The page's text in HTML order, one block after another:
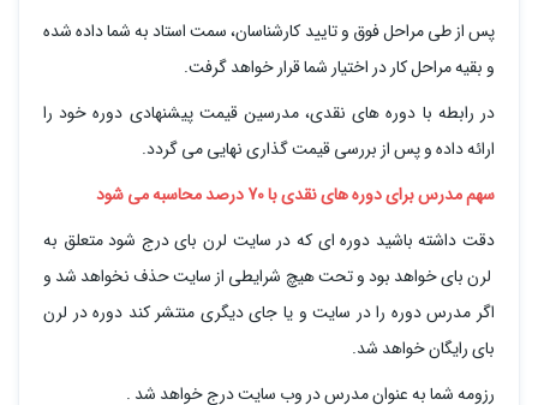
پس از طی مراحل فوق و تایید کارشناسان، سمت استاد به شما داده شده
و بقیه مراحل کار در اختیار شما قرار خواهد گرفت.
در رابطه با دوره های نقدی، مدرسین قیمت پیشنهادی دوره خود را
ارائه داده و پس از بررسی قیمت گذاری نهایی می گردد.
سهم مدرس برای دوره های نقدی با 70 درصد محاسبه می شود
دقت داشته باشید دوره ای که در سایت لرن بای درج شود متعلق به
لرن بای خواهد بود و تحت هیچ شرایطی از سایت حذف نخواهد شد و
اگر مدرس دوره را در سایت و یا جای دیگری منتشر کند دوره در لرن
بای رایگان خواهد شد.
رزومه شما به عنوان مدرس در وب سایت درج خواهد شد .